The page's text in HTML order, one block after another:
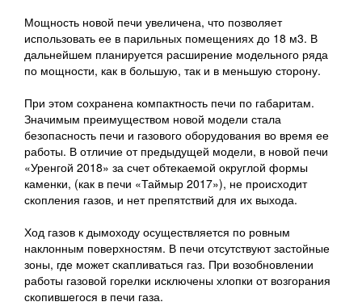
Мощность новой печи увеличена, что позволяет
использовать ее в парильных помещениях до 18 м3. В
дальнейшем планируется расширение модельного ряда
по мощности, как в большую, так и в меньшую сторону.
При этом сохранена компактность печи по габаритам.
Значимым преимуществом новой модели стала
безопасность печи и газового оборудования во время ее
работы. В отличие от предыдущей модели, в новой печи
«Уренгой 2018» за счет обтекаемой округлой формы
каменки, (как в печи «Таймыр 2017»), не происходит
скопления газов, и нет препятствий для их выхода.
Ход газов к дымоходу осуществляется по ровным
наклонным поверхностям. В печи отсутствуют застойные
зоны, где может скапливаться газ. При возобновлении
работы газовой горелки исключены хлопки от возгорания
скопившегося в печи газа.